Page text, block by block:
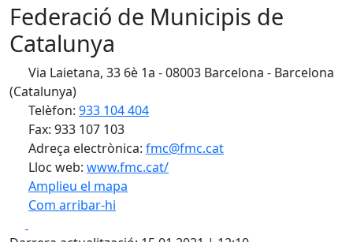
Federació de Municipis de
Catalunya
Via Laietana, 33 6è 1a - 08003 Barcelona - Barcelona
(Catalunya)
Telèfon: 933 104 404
Fax: 933 107 103
Adreça electrònica: fmc@fmc.cat
Lloc web: www.fmc.cat/
Amplieu el mapa
Com arribar-hi
+